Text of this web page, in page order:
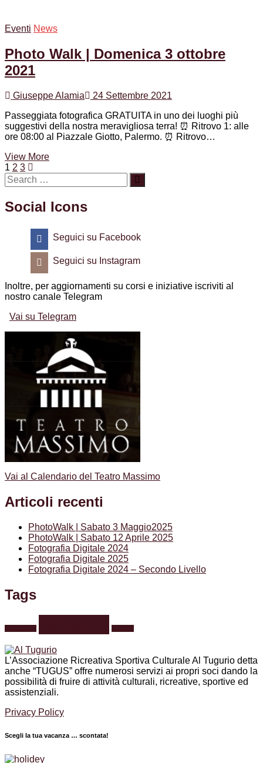
gennaio
Eventi News
Photo Walk | Domenica 3 ottobre
2021
Giuseppe Alamia
24 Settembre 2021
Passeggiata fotografica GRATUITA in uno dei luoghi più
suggestivi della nostra meravigliosa terra! ⏰ Ritrovo 1: alle
ore 08:00 al Piazzale Giotto, Palermo. ⏰ Ritrovo…
View MorePhoto
Domenica
ottobre
Navigazione
articoli
Page
1 Page
2 Page
3
page
Social Icons
Seguici su Facebook
Seguici su Instagram
Inoltre, per aggiornamenti su corsi e iniziative iscriviti al
nostro canale Telegram
Vai su Telegram
Vai al Calendario del Teatro Massimo
Articoli recenti
PhotoWalk | Sabato 3 Maggio2025
PhotoWalk | Sabato 12 Aprile 2025
Fotografia Digitale 2024
Fotografia Digitale 2025
Fotografia Digitale 2024 – Secondo Livello
Tags
L’Associazione Ricreativa Sportiva Culturale Al Tugurio detta
anche “TUGUS” offre numerosi servizi ai propri soci dando la
possibilità di fruire di attività culturali, ricreative, sportive ed
assistenziali.
Privacy Policy
Scegli la tua vacanza … scontata!